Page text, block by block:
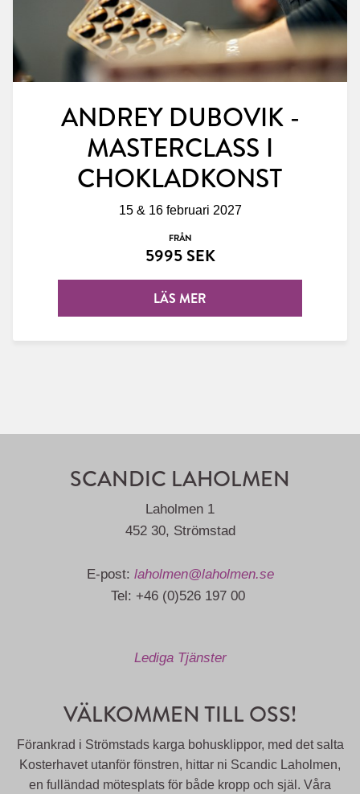
ANDREY DUBOVIK -
MASTERCLASS I
CHOKLADKONST
15 & 16 februari 2027
FRÅN
5995 SEK
LÄS MER
SCANDIC LAHOLMEN
Laholmen 1
452 30, Strömstad
E-post: laholmen@laholmen.se
Tel: +46 (0)526 197 00
Lediga Tjänster
VÄLKOMMEN TILL OSS!
Förankrad i Strömstads karga bohusklippor, med det salta
Kosterhavet utanför fönstren, hittar ni Scandic Laholmen,
en fulländad mötesplats för både kropp och själ. Våra